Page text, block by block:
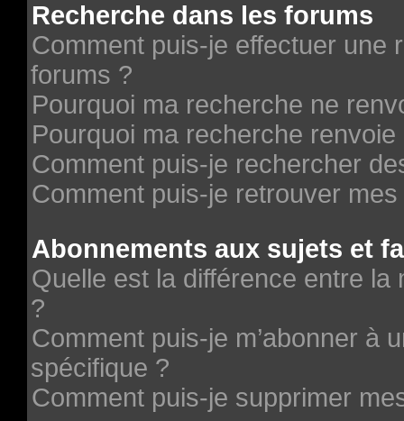
Recherche dans les forums
Comment puis-je effectuer une
forums ?
Pourquoi ma recherche ne
Pourquoi ma recherche
Comment puis-je rechercher
Comment puis-je retrouver
Abonnements aux sujets et
Quelle est la différence entre la
?
Comment puis-je m’abonner à
spécifique ?
Comment puis-je supprimer